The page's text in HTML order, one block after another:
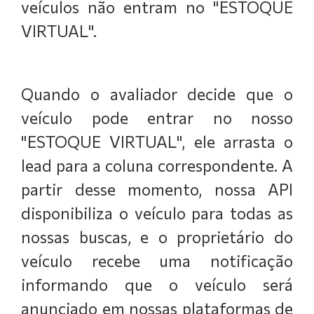
veículos não entram no "ESTOQUE
VIRTUAL".
Quando o avaliador decide que o
veículo pode entrar no nosso
"ESTOQUE VIRTUAL", ele arrasta o
lead para a coluna correspondente. A
partir desse momento, nossa API
disponibiliza o veículo para todas as
nossas buscas, e o proprietário do
veículo recebe uma notificação
informando que o veículo será
anunciado em nossas plataformas de